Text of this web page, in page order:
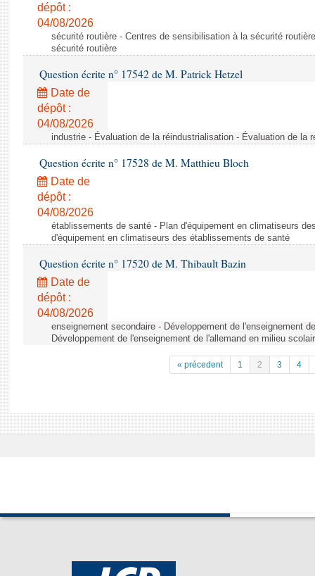
dépôt :
04/08/2026
sécurité routière - Centres de sensibilisation à la sécurité
sécurité routière
Question écrite n° 17542 de M. Patrick Hetzel
Date de
dépôt :
04/08/2026
industrie - Évaluation de la réindustrialisation - Évaluation de la
Question écrite n° 17528 de M. Matthieu Bloch
Date de
dépôt :
04/08/2026
établissements de santé - Plan d'équipement en climatiseurs
d'équipement en climatiseurs des établissements de santé
Question écrite n° 17520 de M. Thibault Bazin
Date de
dépôt :
04/08/2026
enseignement secondaire - Développement de l'enseignement
Développement de l'enseignement de l'allemand en milieu
« précedent 1 2 3 4